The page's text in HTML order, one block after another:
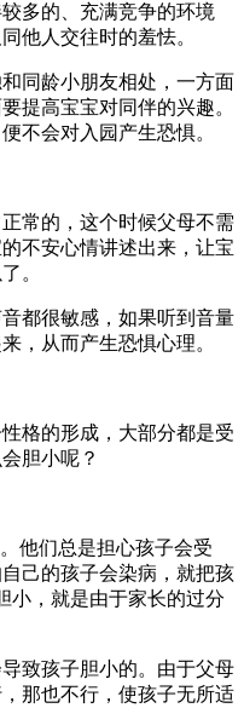
多的、充满竞争的环境
他人交往时的羞怯。
同龄小朋友相处，一方面
提高宝宝对同伴的兴趣。
不会对入园产生恐惧。
常的，这个时候父母不需
不安心情讲述出来，让宝
。
都很敏感，如果听到音量
，从而产生恐惧心理。
格的形成，大部分都是受
胆小呢？
他们总是担心孩子会受
己的孩子会染病，就把孩
小，就是由于家长的过分
致孩子胆小的。由于父母
那也不行，使孩子无所适